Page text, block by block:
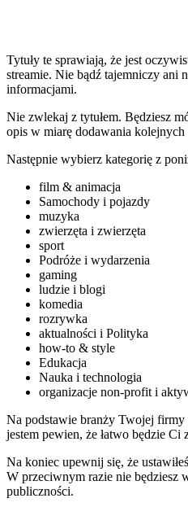
Tytuły te sprawiają, że jest
streamie. Nie bądź tajemniczy ani
informacjami.
Nie zwlekaj z tytułem. Będziesz
opis w miarę dodawania
Następnie wybierz kategorię z
film & animacja
Samochody i pojazdy
muzyka
zwierzęta i zwierzęta
sport
Podróże i wydarzenia
gaming
ludzie i blogi
komedia
rozrywka
aktualności i Polityka
how-to & style
Edukacja
Nauka i technologia
organizacje non-profit i
Na podstawie branży Twojej
jestem pewien, że łatwo będzie
Na koniec upewnij się, że
W przeciwnym razie nie będziesz
publiczności.